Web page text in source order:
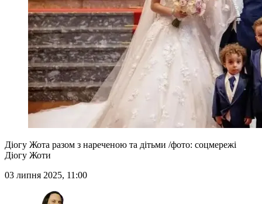
Діогу Жота разом з нареченою та дітьми /фото: соцмережі
Діогу Жоти
03 липня 2025, 11:00